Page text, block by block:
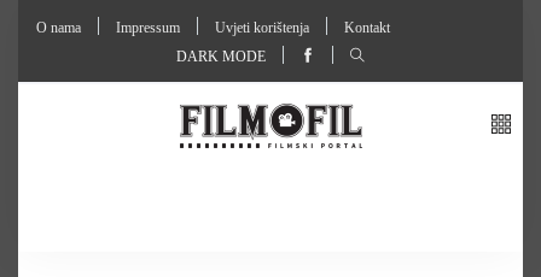
O nama Impressum Uvjeti korištenja
Kontakt
DARK MODE